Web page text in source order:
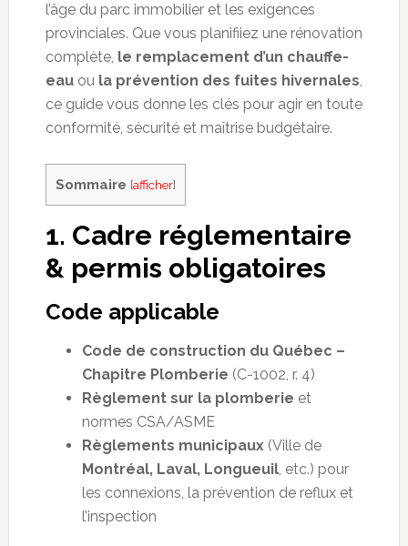
l’âge du parc immobilier et les exigences
provinciales. Que vous planifiiez une rénovation
complète, le remplacement d’un chauffe-
eauou la prévention des fuites hivernales,
ce guide vous donne les clés pour agir en toute
conformité, sécurité et maîtrise budgétaire.
Sommaire [afficher]
1. Cadre réglementaire
& permis obligatoires
Code applicable
Code de construction du Québec –
Chapitre Plomberie (C-1002, r. 4)
Règlement sur la plomberie et
normes CSA/ASME
Règlements municipaux(Ville de
Montréal, Laval, Longueuil, etc.) pour
les connexions, la prévention de reflux et
l’inspection